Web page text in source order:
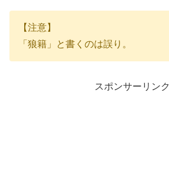
【注意】
「狼籍」と書くのは誤り。
スポンサーリンク